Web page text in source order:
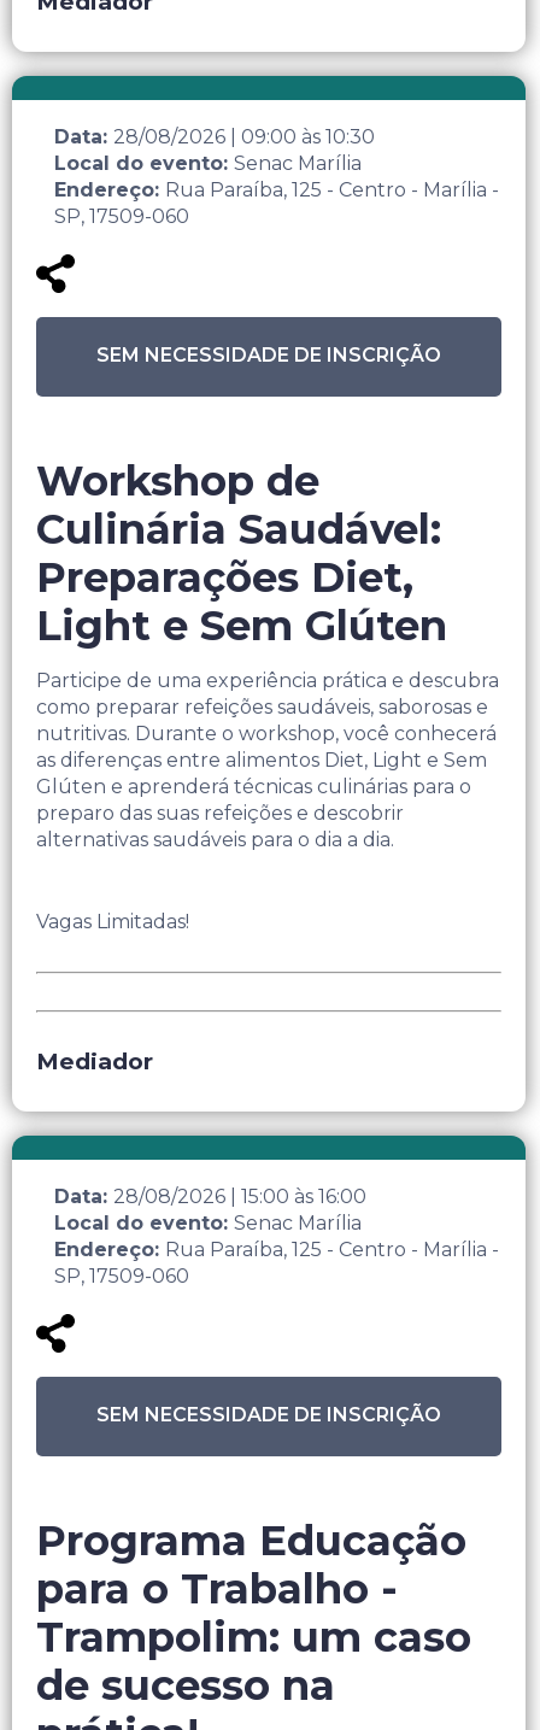
Data: 28/08/2026 09:00 às 10:30
Local do evento: Senac Marília
Endereço: Rua Paraíba, 125 - Centro - Marília -
SP, 17509-060
SEM NECESSIDADE DE INSCRIÇÃO
Workshop de
Culinária Saudável:
Preparações Diet,
Light e Sem Glúten
Participe de uma experiência prática e descubra
como preparar refeições saudáveis, saborosas e
nutritivas. Durante o workshop, você conhecerá
as diferenças entre alimentos Diet, Light e Sem
Glúten e aprenderá técnicas culinárias para o
preparo das suas refeições e descobrir
alternativas saudáveis para o dia a dia.
Vagas Limitadas!
Mediador
Data: 28/08/2026 15:00 às 16:00
Local do evento: Senac Marília
Endereço: Rua Paraíba, 125 - Centro - Marília -
SP, 17509-060
SEM NECESSIDADE DE INSCRIÇÃO
Programa Educação
para o Trabalho -
Trampolim: um caso
de sucesso na